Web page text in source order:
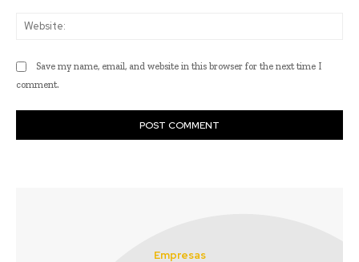
Save my name, email, and website in this browser for the next time I
comment.